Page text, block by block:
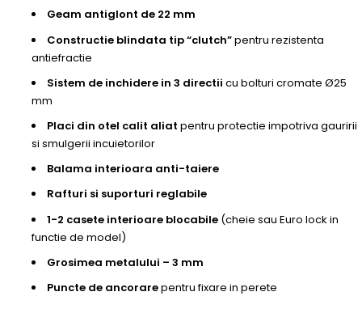
Geam antiglont de 22 mm
Constructie blindata tip “clutch”pentru rezistenta
antiefractie
Sistem de inchidere in 3 directii cu bolturi cromate Ø25
mm
Placi din otel calit aliat pentru protectie impotriva gauririi
si smulgerii incuietorilor
Balama interioara anti-taiere
Rafturi si suporturi reglabile
1-2 casete interioare blocabile (cheie sau Euro lock in
functie de model)
Grosimea metalului – 3 mm
Puncte de ancorarepentru fixare in perete